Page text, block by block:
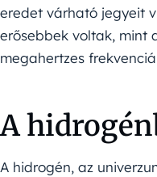
eredet várható jegyeit
erősebbek voltak, mint
megahertzes
A
A hidrogén, az